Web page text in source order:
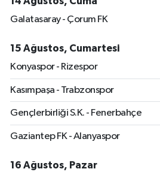
Galatasaray - Çorum FK
15 Ağustos, Cumartesi
Konyaspor - Rizespor
Kasımpaşa - Trabzonspor
Gençlerbirliği S.K. - Fenerbahçe
Gaziantep FK - Alanyaspor
16 Ağustos, Pazar